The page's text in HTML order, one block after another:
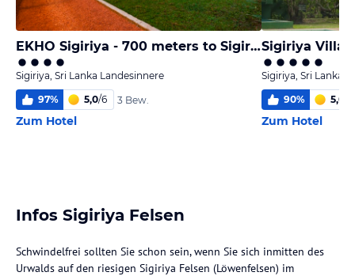
EKHO Sigiriya - 700 meters to Sigiriya Rock
Sigiriya, Sri Lanka Landesinnere
97% 5,0/6 3 Bew.
Zum Hotel
Sigiriya
Sigiriya, Sri Lanka
90% 5,0
Zum Hotel
Infos Sigiriya Felsen
Schwindelfrei sollten Sie schon sein, wenn Sie sich inmitten des
Urwalds auf den riesigen Sigiriya Felsen (Löwenfelsen) im